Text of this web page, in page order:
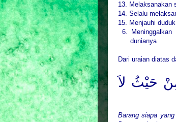
13. Melaksanakan
14. Selalu
15. Menjauhi
6. Meninggalkan
dunianya
Dari uraian diatas
حَيْثُ لاَ
Barang siapa